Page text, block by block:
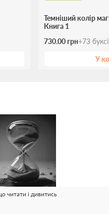
Темніший колір
Книга 1
730.00 грн+73
У
читати і дивитись